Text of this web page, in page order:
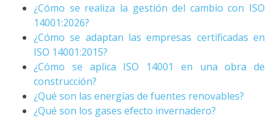
¿Cómo se realiza la gestión del cambio con ISO
14001:2026?
¿Cómo se adaptan las empresas certificadas en
ISO 14001:2015?
¿Cómo se aplica ISO 14001 en una obra de
construcción?
¿Qué son las energías de fuentes renovables?
¿Qué son los gases efecto invernadero?